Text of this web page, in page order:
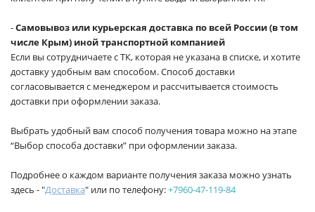
-Самовывоз или курьерская доставка по всей России (в том
числе Крым) иной транспортной компанией
Если вы сотрудничаете с ТК, которая не указана в списке, и хотите
доставку удобным вам способом. Способ доставки
согласовывается с менеджером и рассчитывается стоимость
доставки при оформлении заказа.
Выбрать удобный вам способ получения товара можно на этапе
“Выбор способа доставки” при оформлении заказа.
Подробнее о каждом варианте получения заказа можно узнать
здесь - "Доставка" или по телефону:+7960-47-119-84